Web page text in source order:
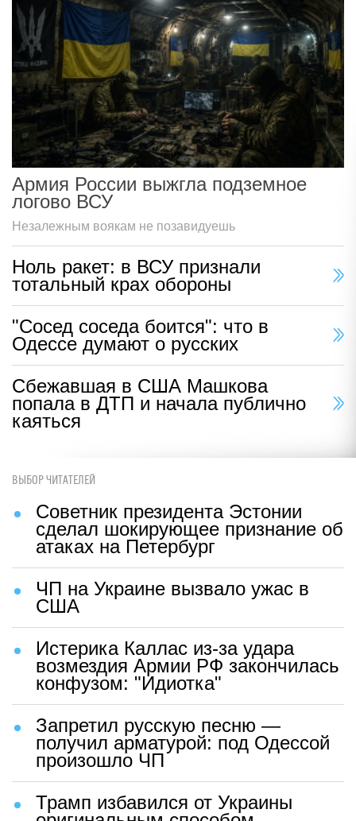
Армия России выжгла подземное
логово ВСУ
Незалежным воякам не позавидуешь
Ноль ракет: в ВСУ признали
тотальный крах обороны
"Сосед соседа боится": что в
Одессе думают о русских
Сбежавшая в США Машкова
попала в ДТП и начала публично
каяться
ВЫБОР ЧИТАТЕЛЕЙ
Советник президента Эстонии
сделал шокирующее признание об
атаках на Петербург
ЧП на Украине вызвало ужас в
США
Истерика Каллас из-за удара
возмездия Армии РФ закончилась
конфузом: "Идиотка"
Запретил русскую песню —
получил арматурой: под Одессой
произошло ЧП
Трамп избавился от Украины